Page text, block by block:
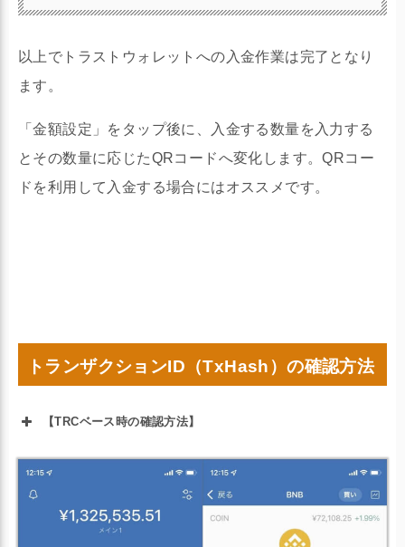
以上でトラストウォレットへの入金作業は完了となり
ます。
「金額設定」をタップ後に、入金する数量を入力する
とその数量に応じたQRコードへ変化します。QRコー
ドを利用して入金する場合にはオススメです。
トランザクションID（TxHash）の確認方法
【TRCベース時の確認方法】